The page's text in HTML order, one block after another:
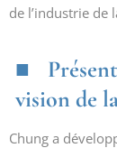
de l’industrie de
vision de
Chung a